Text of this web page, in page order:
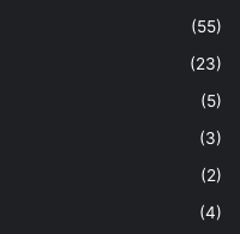
(55)
(23)
(5)
(3)
(2)
(4)